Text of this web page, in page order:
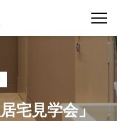
宅見学会」